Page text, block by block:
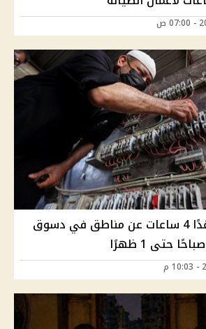
انقطاع الكهرباء غدًا 4 ساعات عن مناطق في دسوق